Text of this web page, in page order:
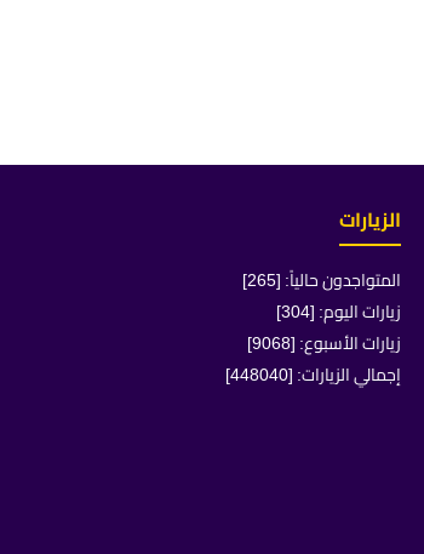
الزيارات
المتواجدون حالياً: [265]
زيارات اليوم: [304]
زيارات الأسبوع: [9068]
إجمالي الزيارات: [448040]